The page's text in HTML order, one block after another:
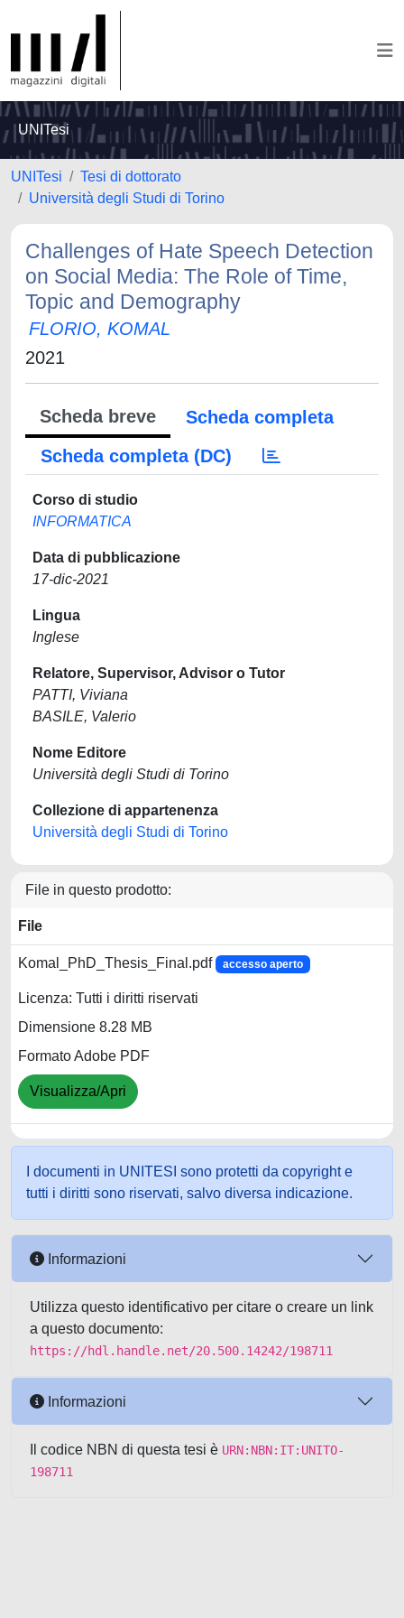
UNITesi
UNITesi
Tesi di dottorato
Università degli Studi di Torino
Challenges of Hate Speech Detection
on Social Media: The Role of Time,
Topic and Demography
FLORIO, KOMAL
2021
Scheda breve
Scheda completa
Scheda completa (DC)
Corso di studio
INFORMATICA
Data di pubblicazione
17-dic-2021
Lingua
Inglese
Relatore, Supervisor, Advisor o Tutor
PATTI, Viviana
BASILE, Valerio
Nome Editore
Università degli Studi di Torino
Collezione di appartenenza
Università degli Studi di Torino
File in questo prodotto:
File
Komal_PhD_Thesis_Final.pdf accesso aperto
Licenza: Tutti i diritti riservati
Dimensione 8.28 MB
Formato Adobe PDF
Visualizza/Apri
I documenti in UNITESI sono protetti da copyright e
tutti i diritti sono riservati, salvo diversa indicazione.
Informazioni
Utilizza questo identificativo per citare o creare un link
a questo documento:
https://hdl.handle.net/20.500.14242/198711
Informazioni
Il codice NBN di questa tesi è URN:NBN:IT:UNITO-
198711